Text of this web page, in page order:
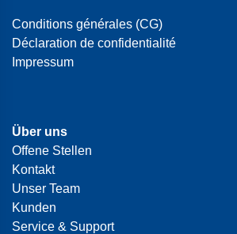
Conditions générales (CG)
Déclaration de confidentialité
Impressum
Über uns
Offene Stellen
Kontakt
Unser Team
Kunden
Service & Support